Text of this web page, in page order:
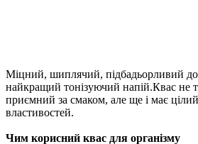
Міцний, шиплячий, підбадьорливий
найкращий тонізуючий напій.Квас не
приємний за смаком, але ще і має
властивостей.
Чим корисний квас для організму